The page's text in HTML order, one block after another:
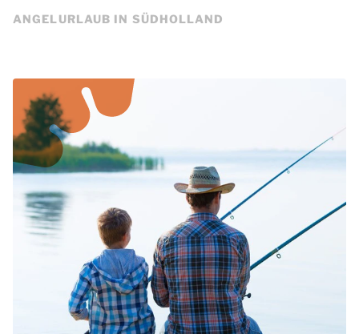
ANGELURLAUB IN SÜDHOLLAND